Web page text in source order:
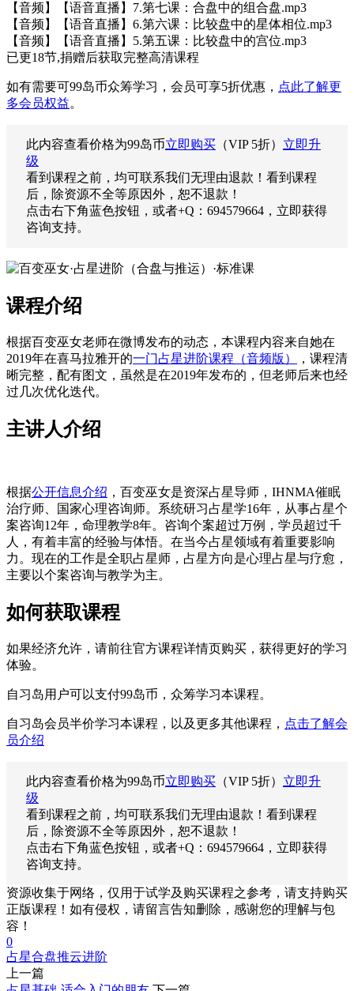
【音频】【语音直播】7.第七课：合盘中的组合盘.mp3
【音频】【语音直播】6.第六课：比较盘中的星体相位.mp3
【音频】【语音直播】5.第五课：比较盘中的宫位.mp3
已更18节,捐赠后获取完整高清课程
如有需要可99岛币众筹学习，会员可享5折优惠， 点此了解更
多会员权益。
此内容查看价格为99岛币立即购买 （VIP 5折） 立即升
级
看到课程之前，均可联系我们无理由退款！看到课程
后，除资源不全等原因外，恕不退款！
点击右下角蓝色按钮，或者+Q：694579664，立即获得
咨询支持。
课程介绍
根据百变巫女老师在微博发布的动态，本课程内容来自她在
2019年在喜马拉雅开的一门占星进阶课程（音频版）
，课程清
晰完整，配有图文，虽然是在2019年发布的，但老师后来也经
过几次优化迭代。
主讲人介绍
根据公开信息介绍 ，百变巫女是资深占星导师，IHNMA催眠
治疗师、国家心理咨询师。系统研习占星学16年，从事占星个
案咨询12年，命理教学8年。咨询个案超过万例，学员超过千
人，有着丰富的经验与体悟。在当今占星领域有着重要影响
力。现在的工作是全职占星师，占星方向是心理占星与疗愈，
主要以个案咨询与教学为主。
如何获取课程
如果经济允许，请前往官方课程详情页购买，获得更好的学习
体验。
自习岛用户可以支付99岛币，众筹学习本课程。
自习岛会员半价学习本课程，以及更多其他课程， 点击了解会
员介绍
此内容查看价格为99岛币立即购买 （VIP 5折） 立即升
级
看到课程之前，均可联系我们无理由退款！看到课程
后，除资源不全等原因外，恕不退款！
点击右下角蓝色按钮，或者+Q：694579664，立即获得
咨询支持。
资源收集于网络，仅用于试学及购买课程之参考，请支持购买
正版课程！如有侵权，请留言告知删除，感谢您的理解与包
容！
0
占星合盘推云进阶
上一篇